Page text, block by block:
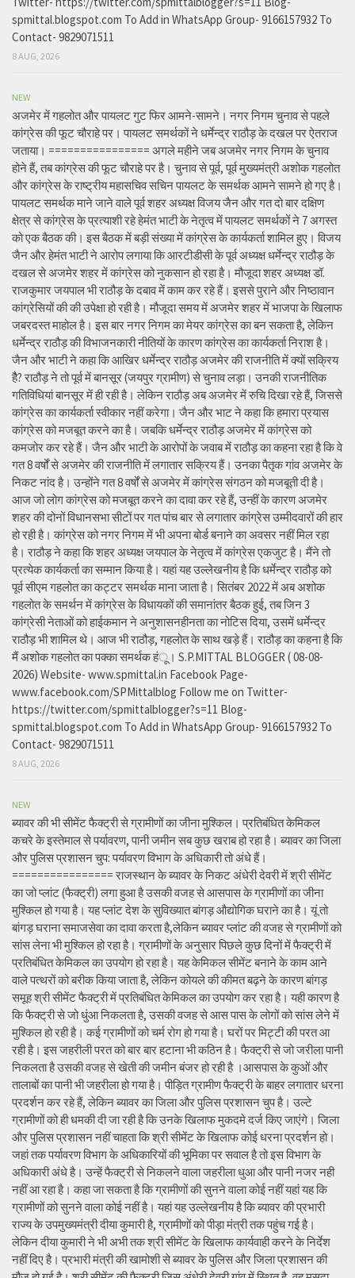
spmittal.blogspot.com To Add in WhatsApp Group- 9166157932 To
Contact- 9829071511
8 AUG, 2026
NEW
अजमेर में गहलोत और पायलट गुट फिर आमने-सामने। नगर निगम चुनाव से पहले
कांग्रेस की फूट चौराहे पर। पायलट समर्थकों ने धर्मेन्द्र राठौड़ के दखल पर ऐतराज
जताया। ================ अगले महीने जब अजमेर नगर निगम के चुनाव
होने हैं, तब कांग्रेस की फूट चौराहे पर है। चुनाव से पूर्व, पूर्व मुख्यमंत्री अशोक गहलोत
और कांग्रेस के राष्ट्रीय महासचिव सचिन पायलट के समर्थक आमने सामने हो गए है।
पायलट समर्थक माने जाने वाले पूर्व शहर अध्यक्ष विजय जैन और गत दो बार दक्षिण
क्षेत्र से कांग्रेस के प्रत्याशी रहे हेमंत भाटी के नेतृत्व में पायलट समर्थकों ने 7 अगस्त
को एक बैठक की। इस बैठक में बड़ी संख्या में कांग्रेस के कार्यकर्ता शामिल हुए। विजय
जैन और हेमंत भाटी ने आरोप लगाया कि आरटीडीसी के पूर्व अध्यक्ष धर्मेन्द्र राठौड़ के
दखल से अजमेर शहर में कांग्रेस को नुकसान हो रहा है। मौजूदा शहर अध्यक्ष डॉ.
राजकुमार जयपाल भी राठौड़ के दबाव में काम कर रहे हैं। इससे पुराने और निष्ठावान
कांग्रेसियों की की उपेक्षा हो रही है। मौजूदा समय में अजमेर शहर में भाजपा के खिलाफ
जबरदस्त माहोल है। इस बार नगर निगम का मेयर कांग्रेस का बन सकता है, लेकिन
धर्मेन्द्र राठौड़ की विभाजनकारी नीतियों के कारण कांग्रेस का कार्यकर्ता निराश है।
जैन और भाटी ने कहा कि आखिर धर्मेन्द्र राठौड़ अजमेर की राजनीति में क्यों सक्रिय
हैै? राठौड़ ने तो पूर्व में बानसूर (जयपुर ग्रामीण) से चुनाव लड़ा। उनकी राजनीतिक
गतिविधियां बानसूर में ही रही है। लेकिन राठौड़ अब अजमेर में रुचि दिखा रहे हैं, जिससे
कांग्रेस का कार्यकर्ता स्वीकार नहीं करेगा। जैन और भाट ने कहा कि हमारा प्रयास
कांग्रेस को मजबूत करने का है। जबकि धर्मेन्द्र राठौड़ अजमेर में कांग्रेस को
कमजोर कर रहे हैं। जैन और भाटी के आरोपों के जवाब में राठौड़ का कहना रहा है कि वे
गत 8 वर्षों से अजमेर की राजनीति में लगातार सक्रिय हैं। उनका पैतृक गांव अजमेर के
निकट नांद है। उन्होंने गत 8 वर्षों से अजमेर में कांग्रेस संगठन को मजबूती दी है।
आज जो लोग कांग्रेस को मजबूत करने का दावा कर रहे हैं, उन्हीं के कारण अजमेर
शहर की दोनों विधानसभा सीटों पर गत पांच बार से लगातार कांग्रेस उम्मीदवारों की हार
हो रही है। कांग्रेस को नगर निगम में भी अपना बोर्ड बनाने का अवसर नहीं मिल रहा
है। राठौड़ ने कहा कि शहर अध्यक्ष जयपाल के नेतृत्व में कांग्रेस एकजुट है। मैंने तो
प्रत्येक कार्यकर्ता का सम्मान किया है। यहां यह उल्लेखनीय है कि धर्मेन्द्र राठौड़ को
पूर्व सीएम गहलोत का कट्टर समर्थक माना जाता है। सितंबर 2022 में अब अशोक
गहलोत के समर्थन में कांग्रेस के विधायकों की समानांतर बैठक हुई, तब जिन 3
कांग्रेसी नेताओं को हाईकमान ने अनुशासनहीनता का नोटिस दिया, उसमें धर्मेन्द्र
राठौड़ भी शामिल थे। आज भी राठौड़, गहलोत के साथ खड़े हैं। राठौड़ का कहना है कि
मैं अशोक गहलोत का पक्का समर्थक हंू। S.P.MITTAL BLOGGER ( 08-08-
2026) Website- www.spmittal.in Facebook Page-
www.facebook.com/SPMittalblog Follow me on Twitter-
https://twitter.com/spmittalblogger?s=11 Blog-
spmittal.blogspot.com To Add in WhatsApp Group- 9166157932 To
Contact- 9829071511
8 AUG, 2026
NEW
ब्यावर की भी सीमेंट फैक्ट्री से ग्रामीणों का जीना मुश्किल। प्रतिबंधित केमिकल
कचरे के इस्तेमाल से पर्यावरण, पानी जमीन सब कुछ खराब हो रहा है। ब्यावर का जिला
और पुलिस प्रशासन चुप: पर्यावरण विभाग के अधिकारी तो अंधे हैं।
================ राजस्थान के ब्यावर के निकट अंधेरी देवरी में श्री सीमेंट
का जो प्लांट (फैक्ट्री) लगा हुआ है उसकी वजह से आसपास के ग्रामीणों का जीना
मुश्किल हो गया है। यह प्लांट देश के सुविख्यात बांगड़ औद्योगिक घराने का है। यूं तो
बांगड़ घराना समाजसेवा का दावा करता है,लेकिन ब्यावर प्लांट की वजह से ग्रामीणों को
सांस लेना भी मुश्किल हो रहा है। ग्रामीणों के अनुसार पिछले कुछ दिनों में फैक्ट्री में
प्रतिबंधित केमिकल का उपयोग हो रहा है। यह केमिकल सीमेंट बनाने के काम आने
वाले पत्थरों को बरीक किया जाता है, लेकिन कोयले की कीमत बढ़ने के कारण बांगड़
समूह श्री सीमेंट फैक्ट्री में प्रतिबंधित केमिकल का उपयोग कर रहा है। यही कारण है
कि फैक्ट्री से जो धुंआ निकलता है, उसकी वजह से आस पास के लोगों को सांस लेने में
मुश्किल हो रही है। कई ग्रामीणों को चर्म रोग हो गया है। घरों पर मिट्टी की परत आ
रही है। इस जहरीली परत को बार बार हटाना भी कठिन है। फैक्ट्री से जो जरीला पानी
निकलता है उसकी वजह से खेती की जमीन बंजर हो रही है ।आसपास के कुओं और
तालाबों का पानी भी जहरीला हो गया है। पीड़ित ग्रामीण फैक्ट्री के बाहर लगातार धरना
प्रदर्शन कर रहे हैं, लेकिन ब्यावर का जिला और पुलिस प्रशासन चुप है। उल्टे
ग्रामीणों को ही धमकी दी जा रही है कि उनके खिलाफ मुकदमे दर्ज किए जाएंगे। जिला
और पुलिस प्रशासन नहीं चाहता कि श्री सीमेंट के खिलाफ कोई धरना प्रदर्शन हो।
जहां तक पर्यावरण विभाग के अधिकारियों की भूमिका पर सवाल है तो इस विभाग के
अधिकारी अंधे है। उन्हें फैक्ट्री से निकलने वाला जहरीला धुआ और पानी नजर नही
नहीं आ रहा है। कहा जा सकता है कि ग्रामीणों की सुनने वाला कोई नहीं यहां यह कि
ग्रामीणों को सुनने वाला कोई नहीं है। यहां यह उल्लेखनीय है कि ब्यावर की प्रभारी
राज्य के उपमुख्यमंत्री दीया कुमारी है, ग्रामीणों को पीड़ा मंत्री तक पहुंच गई है।
लेकिन दीया कुमारी ने भी अभी तक श्री सीमेंट के खिलाफ कार्यवाही करने के निर्देश
नहीं दिए है। प्रभारी मंत्री की खामोशी से ब्यावर के पुलिस और जिला प्रशासन की